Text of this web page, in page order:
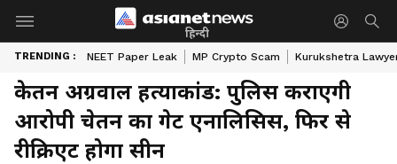
हिन्दी
TRENDING : NEET Paper Leak MP Crypto Scam Kurukshetra
केतन अग्रवाल हत्याकांड: पुलिस कराएगी
आरोपी चेतन का गेट एनालिसिस, फिर से
रीक्रिएट होगा सीन